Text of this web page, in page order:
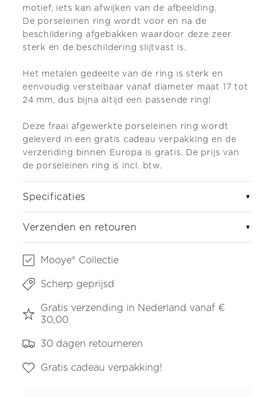
motief, iets kan afwijken van de afbeelding.
De porseleinen ring wordt voor en na de
beschildering afgebakken waardoor deze zeer
sterk en de beschildering slijtvast is.
Het metalen gedeelte van de ring is sterk en
eenvoudig verstelbaar vanaf diameter maat 17 tot
24 mm, dus bijna altijd een passende ring!
Deze fraai afgewerkte porseleinen ring wordt
geleverd in een gratis cadeau verpakking en de
verzending binnen Europa is gratis. De prijs van
de porseleinen ring is incl. btw.
Specificaties ▼
Verzenden en retouren ▼
Mooye® Collectie
Scherp geprijsd
Gratis verzending in Nederland vanaf €
30,00
30 dagen retourneren
Gratis cadeau verpakking!